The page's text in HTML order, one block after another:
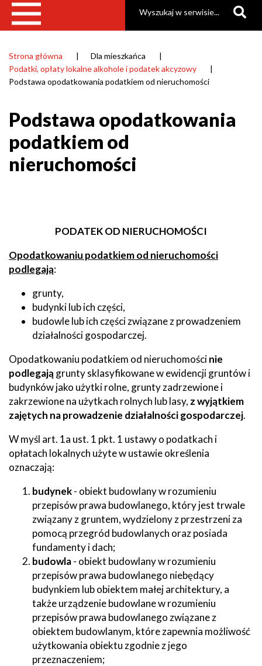
Ścieżka
nawigacyjna
Strona główna
Dla mieszkańca
Podatki, opłaty lokalne alkohole i podatek akcyzowy
Podstawa opodatkowania podatkiem od nieruchomości
Podstawa opodatkowania
podatkiem od
nieruchomości
PODATEK OD NIERUCHOMOŚCI
Opodatkowaniu podatkiem od nieruchomości
podlegają:
grunty,
budynki lub ich części,
budowle lub ich części związane z prowadzeniem
działalności gospodarczej.
Opodatkowaniu podatkiem od nieruchomościnie
podlegają grunty sklasyfikowane w ewidencji gruntów i
budynków jako użytki rolne, grunty zadrzewione i
zakrzewione na użytkach rolnych lub lasy, z wyjątkiem
zajętych na prowadzenie działalności gospodarczej.
W myśl art. 1a ust. 1 pkt. 1 ustawy o podatkach i
opłatach lokalnych użyte w ustawie określenia
oznaczają:
budynek- obiekt budowlany w rozumieniu
przepisów prawa budowlanego, który jest trwale
związany z gruntem, wydzielony z przestrzeni za
pomocą przegród budowlanych oraz posiada
fundamenty i dach;
budowla- obiekt budowlany w rozumieniu
przepisów prawa budowlanego niebędący
budynkiem lub obiektem małej architektury, a
także urządzenie budowlane w rozumieniu
przepisów prawa budowlanego związane z
obiektem budowlanym, które zapewnia możliwość
użytkowania obiektu zgodnie z jego
przeznaczeniem;